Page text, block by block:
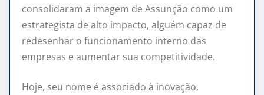
consolidaram a imagem de Assunção como um
estrategista de alto impacto, alguém capaz de
redesenhar o funcionamento interno das
empresas e aumentar sua competitividade.
Hoje, seu nome é associado à inovação,